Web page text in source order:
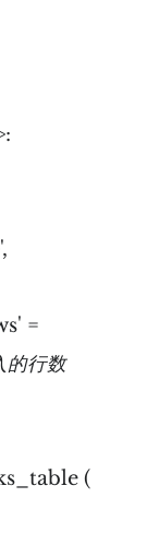
=
的行数
(